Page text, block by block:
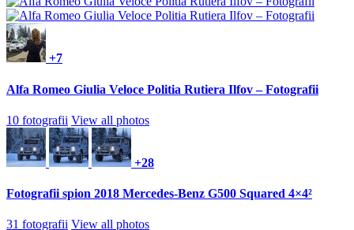
+7
Alfa Romeo Giulia Veloce Politia Rutiera Ilfov – Fotografii
10 fotografii View all photos
+28
Fotografii spion 2018 Mercedes-Benz G500 Squared 4×4²
31 fotografii View all photos